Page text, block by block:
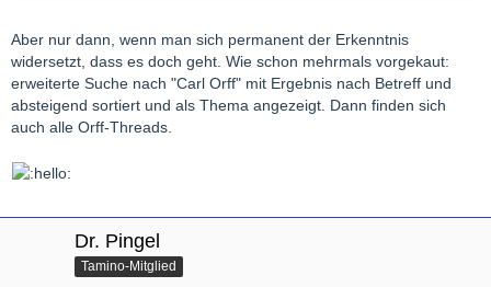
Aber nur dann, wenn man sich permanent der Erkenntnis
widersetzt, dass es doch geht. Wie schon mehrmals vorgekaut:
erweiterte Suche nach "Carl Orff" mit Ergebnis nach Betreff und
absteigend sortiert und als Thema angezeigt. Dann finden sich
auch alle Orff-Threads.
Dr. Pingel
Tamino-Mitglied